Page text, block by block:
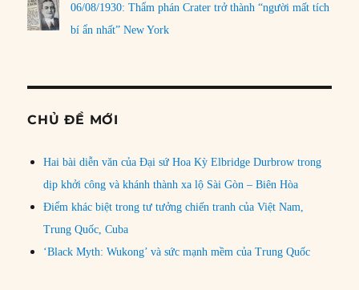
06/08/1930: Thẩm phán Crater trở thành “người mất tích
bí ẩn nhất” New York
CHỦ ĐỀ MỚI
Hai bài diễn văn của Đại sứ Hoa Kỳ Elbridge Durbrow trong
dịp khởi công và khánh thành xa lộ Sài Gòn – Biên Hòa
Điểm khác biệt trong tư tưởng chiến tranh của Việt Nam,
Trung Quốc, Cuba
‘Black Myth: Wukong’ và sức mạnh mềm của Trung Quốc